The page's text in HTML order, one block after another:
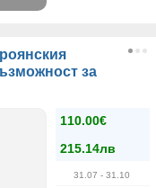
за
110.00€
215.14лв
31.07 - 31.10